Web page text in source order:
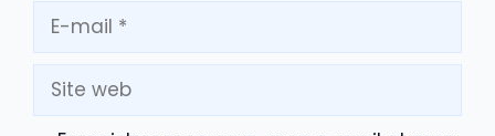
mail
Site
web